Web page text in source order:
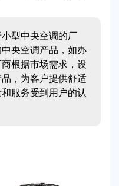
型中央空调的厂
央空调产品，如办
根据市场需求，设
，为客户提供舒适
服务受到用户的认